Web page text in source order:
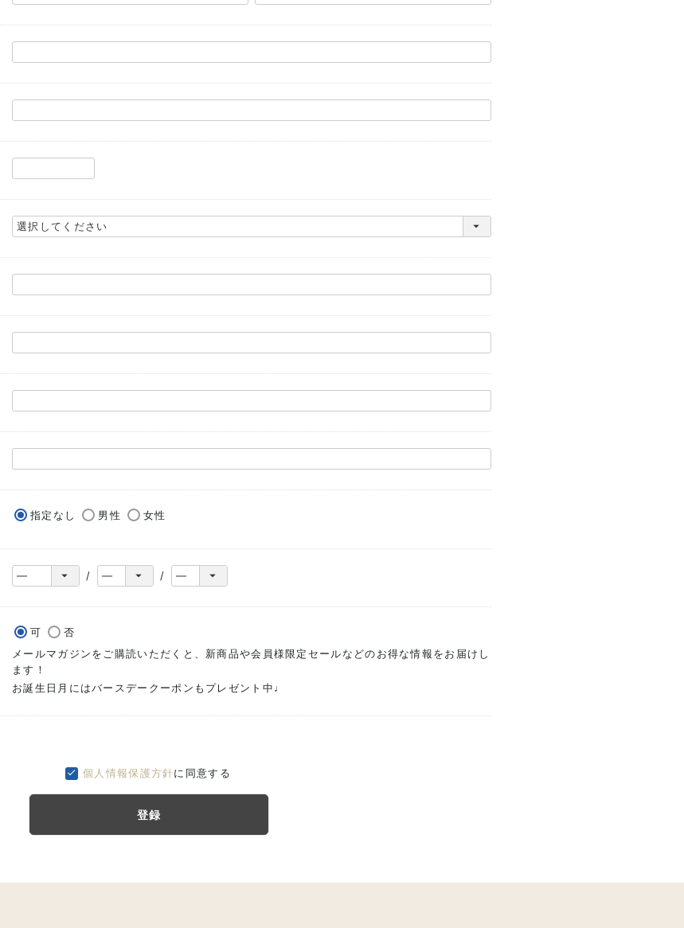
指定なし 男性 女性
可
否
メールマガジンをご購読いただくと、新商品や会員様限定セールなどのお得な情報をお届けし
ます！
お誕生日月にはバースデークーポンもプレゼント中♩
個人情報保護方針に同意する
登録